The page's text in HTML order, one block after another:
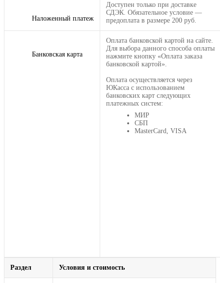
Наложенный платеж
Доступен только при доставке
СДЭК. Обязательное условие —
предоплата в размере 200 руб.
Банковская карта
Оплата банковской картой на сайте.
Для выбора данного способа оплаты
нажмите кнопку «Оплата заказа
банковской картой».
Оплата осуществляется через
ЮКасса с использованием
банковских карт следующих
платежных систем:
МИР
СБП
MasterCard, VISA
Раздел Условия и стоимость